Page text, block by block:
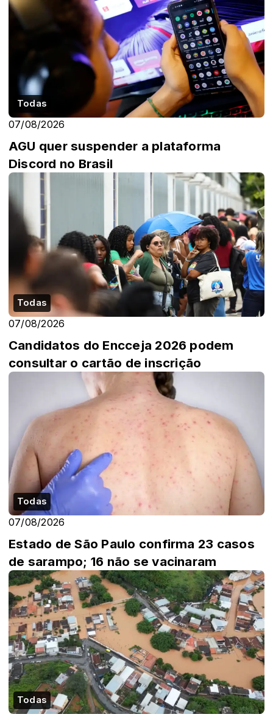
Todas
07/08/2026
AGU quer suspender a plataforma
Discord no Brasil
Todas
07/08/2026
Candidatos do Encceja 2026 podem
consultar o cartão de inscrição
Todas
07/08/2026
Estado de São Paulo confirma 23 casos
de sarampo; 16 não se vacinaram
Todas